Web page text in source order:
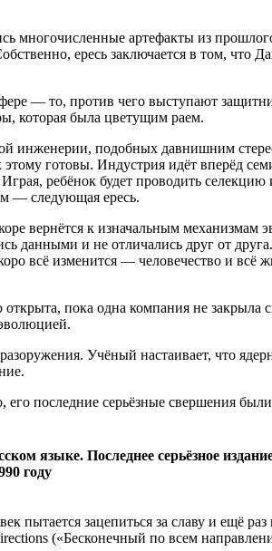
многочисленные артефакты из
ересь заключается в том, что
— то, против чего выступают
которая была цветущим раем.
инженерии, подобных давнишним
готовы. Индустрия идёт вперёд
ребёнок будет проводить селекцию
— следующая ересь.
вернётся к изначальным механизмам
данными и не отличались друг от
всё изменится — человечество и
пока одна компания не закрыла
Учёный настаивает, что
последние серьёзные свершения
языке. Последнее серьёзное
году
пытается зацепиться за славу и ещё
(«Бесконечный по всем